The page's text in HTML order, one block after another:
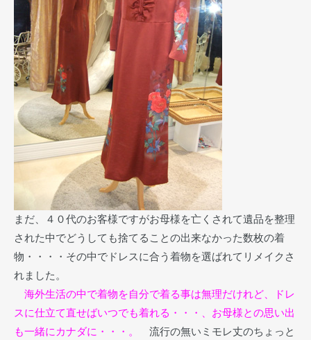
まだ、４０代のお客様ですがお母様を亡くされて遺品を整理
された中でどうしても捨てることの出来なかった数枚の着
物・・・・その中でドレスに合う着物を選ばれてリメイクさ
れました。
海外生活の中で着物を自分で着る事は無理だけれど、ドレ
スに仕立て直せばいつでも着れる・・・、お母様との思い出
も一緒にカナダに・・・。
流行の無いミモレ丈のちょっと